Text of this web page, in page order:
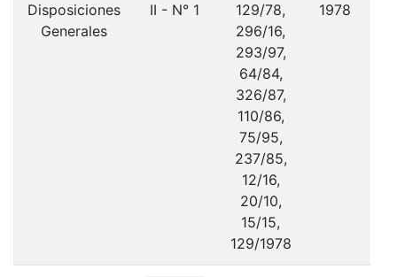
Disposiciones
Generales
II - N° 1
129/78,
296/16,
293/97,
64/84,
326/87,
110/86,
75/95,
237/85,
12/16,
20/10,
15/15,
129/1978
1978